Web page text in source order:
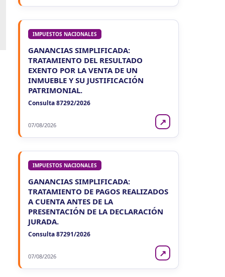
IMPUESTOS NACIONALES
GANANCIAS SIMPLIFICADA:
TRATAMIENTO DEL RESULTADO
EXENTO POR LA VENTA DE UN
INMUEBLE Y SU JUSTIFICACIÓN
PATRIMONIAL.
Consulta 87292/2026
07/08/2026 ↗
IMPUESTOS NACIONALES
GANANCIAS SIMPLIFICADA:
TRATAMIENTO DE PAGOS REALIZADOS
A CUENTA ANTES DE LA
PRESENTACIÓN DE LA DECLARACIÓN
JURADA.
Consulta 87291/2026
07/08/2026 ↗